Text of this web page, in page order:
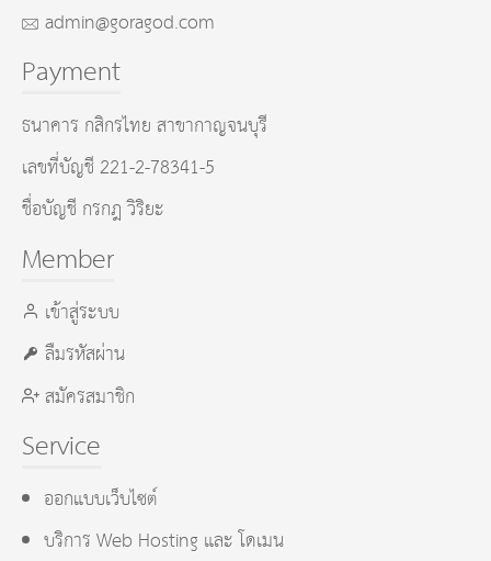
admin@goragod.com
Payment
ธนาคาร กสิกรไทย สาขากาญจนบุรี
เลขที่บัญชี 221-2-78341-5
ชื่อบัญชี กรกฎ วิริยะ
Member
เข้าสู่ระบบ
ลืมรหัสผ่าน
สมัครสมาชิก
Service
ออกแบบเว็บไซต์
บริการ Web Hosting และ โดเมน